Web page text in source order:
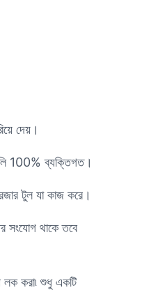
দেয়।
100% ব্যক্তিগত।
টুল যা কাজ করে।
সংযোগ থাকে তবে
লক করা৷ শুধু একটি